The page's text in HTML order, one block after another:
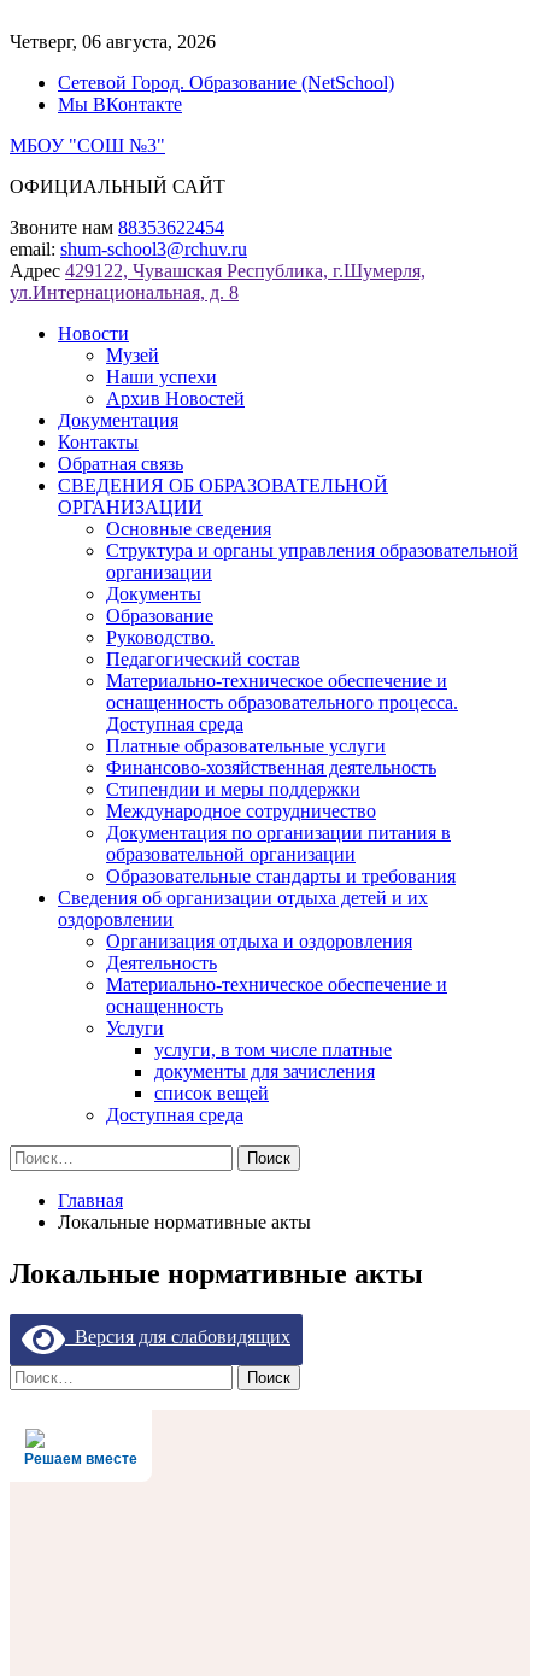
к
Четверг, 06 августа, 2026
Сетевой Город. Образование (NetSchool)
Мы ВКонтакте
МБОУ "СОШ №3"
ОФИЦИАЛЬНЫЙ САЙТ
Звоните нам 88353622454
email: shum-school3@rchuv.ru
Адрес 429122, Чувашская Республика, г.Шумерля,
ул.Интернациональная, д. 8
Новости
Музей
Наши успехи
Архив Новостей
Документация
Контакты
Обратная связь
СВЕДЕНИЯ ОБ ОБРАЗОВАТЕЛЬНОЙ
ОРГАНИЗАЦИИ
Основные сведения
Структура и органы управления образовательной
организации
Документы
Образование
Руководство.
Педагогический состав
Материально-техническое обеспечение и
оснащенность образовательного процесса.
Доступная среда
Платные образовательные услуги
Финансово-хозяйственная деятельность
Стипендии и меры поддержки
Международное сотрудничество
Документация по организации питания в
образовательной организации
Образовательные стандарты и требования
Сведения об организации отдыха детей и их
оздоровлении
Организация отдыха и оздоровления
Деятельность
Материально-техническое обеспечение и
оснащенность
Услуги
услуги, в том числе платные
документы для зачисления
список вещей
Доступная среда
Найти:
Главная
Локальные нормативные акты
Локальные нормативные акты
Версия для слабовидящих
Найти:
Решаем вместе